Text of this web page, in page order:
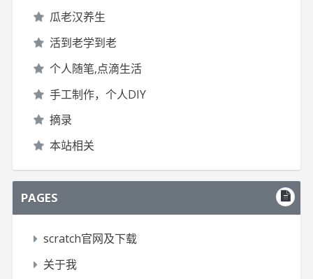
瓜老汉养生
活到老学到老
个人随笔,点滴生活
手工制作，个人DIY
摘录
本站相关
PAGES
scratch官网及下载
关于我